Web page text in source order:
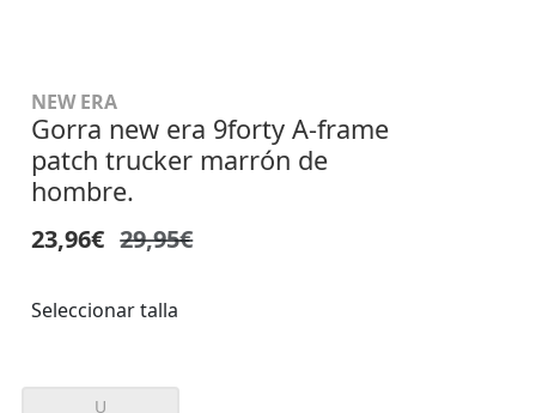
NEW ERA
Gorra new era 9forty A-frame
patch trucker marrón de
hombre.
23,96€ 29,95€
Seleccionar talla
U